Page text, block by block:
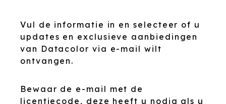
Vul de informatie in en selecteer of u
updates en exclusieve aanbiedingen
van Datacolor via e-mail wilt
ontvangen.
Bewaar de e-mail met de
licentiecode, deze heeft u nodig als u